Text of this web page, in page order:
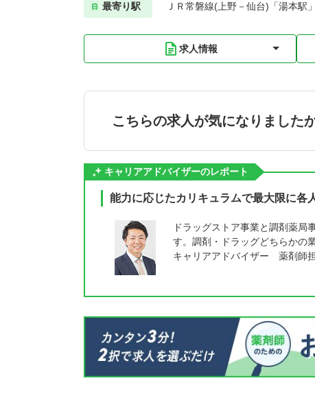
最寄り駅 ＪＲ常磐線(上野－仙台)「湯本駅
求人情報
こちらの求人が気になりました
キャリアアドバイザーのレポート
能力に応じたカリキュラムで最大限に各
ドラッグストア事業と調剤薬局
す。調剤・ドラッグどちらかの
キャリアアドバイザー 薬剤師